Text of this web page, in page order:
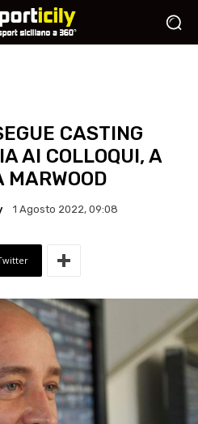
CASTING
AI COLLOQUI, A
MARWOOD
1 Agosto 2022, 09:08